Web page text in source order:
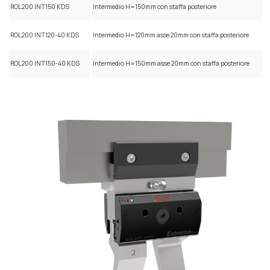
ROL200 INT150 KDS Intermedio H=150mm con staffa posteriore
ROL200 INT120-40 KDS Intermedio H=120mm asse 20mm con staffa posteriore
ROL200 INT150-40 KDS Intermedio H=150mm asse 20mm con staffa posteriore